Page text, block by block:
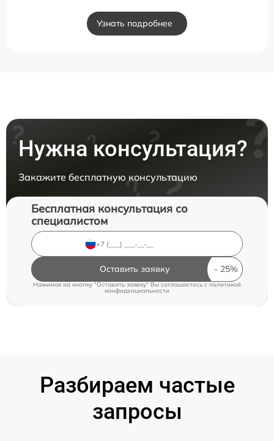
Узнать подробнее
Нужна консультация?
Закажите бесплатную консультацию
Бесплатная консультация со
специалистом
Оставить заявку
Нажимая на кнопку "Оставить заявку" Вы соглашаетесь c политикой
конфиденциальности
Разбираем частые
запросы